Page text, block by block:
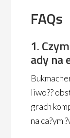
FAQs
1.
ady na
liwo??
grach
na ca?ym